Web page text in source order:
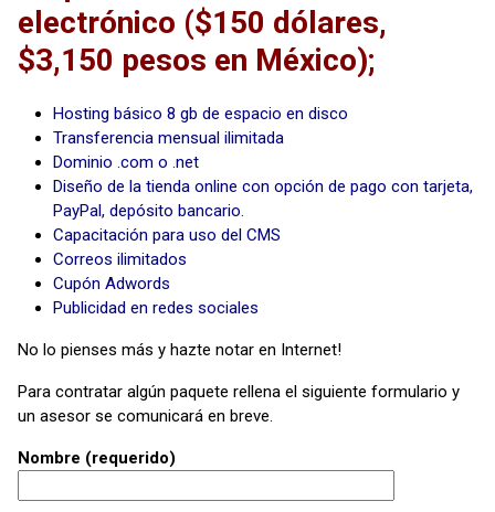
electrónico ($150 dólares,
$3,150 pesos en México);
Hosting básico 8 gb de espacio en disco
Transferencia mensual ilimitada
Dominio .com o .net
Diseño de la tienda online con opción de pago con tarjeta,
PayPal, depósito bancario.
Capacitación para uso del CMS
Correos ilimitados
Cupón Adwords
Publicidad en redes sociales
No lo pienses más y hazte notar en Internet!
Para contratar algún paquete rellena el siguiente formulario y
un asesor se comunicará en breve.
Nombre (requerido)